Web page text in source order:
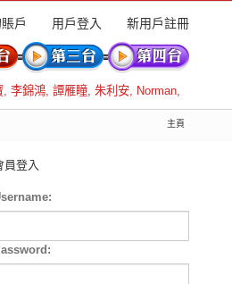
戶 用戶登入 新用戶註冊
, 李錦鴻, 譚雁瞳, 朱利安, Norman,
主頁
員登入